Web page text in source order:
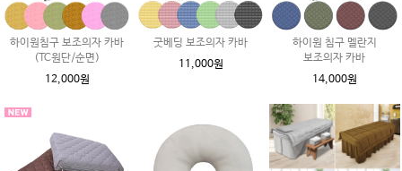
하이원침구 보조의자 카바
(TC원단/순면)
12,000원
굿베딩 보조의자 카바
11,000원
하이원 침구 멜란지
보조의자 카바
14,000원